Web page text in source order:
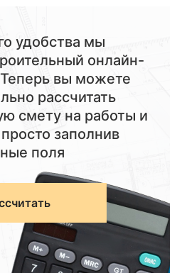
удобства мы
онлайн-
Теперь вы можете
рассчитать
смету на работы и
заполнив
поля